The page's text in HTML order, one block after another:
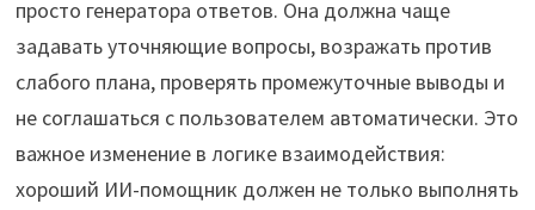
просто генератора ответов. Она должна чаще
задавать уточняющие вопросы, возражать против
слабого плана, проверять промежуточные выводы и
не соглашаться с пользователем автоматически. Это
важное изменение в логике взаимодействия:
хороший ИИ-помощник должен не только выполнять